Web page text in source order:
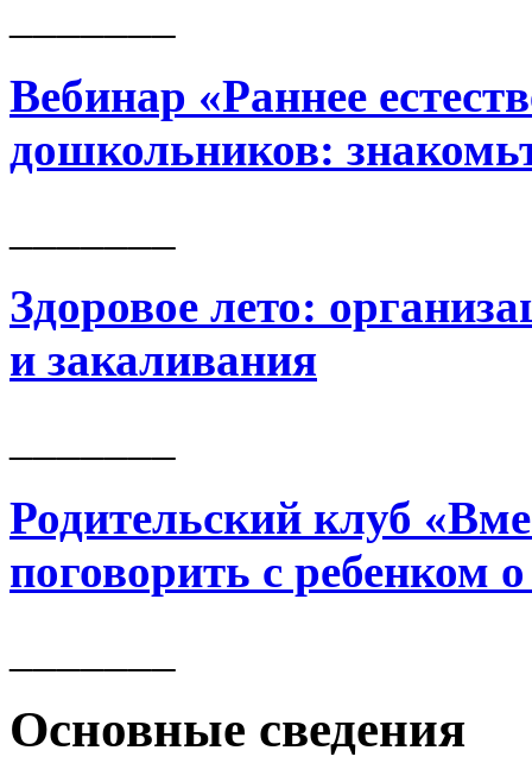
Вебинар «Раннее
дошкольников:
Здоровое лето:
и закаливания
Родительский клуб
поговорить с ребенком
Основные сведения